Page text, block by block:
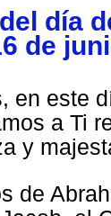
día
de
en este
a Ti
y
de